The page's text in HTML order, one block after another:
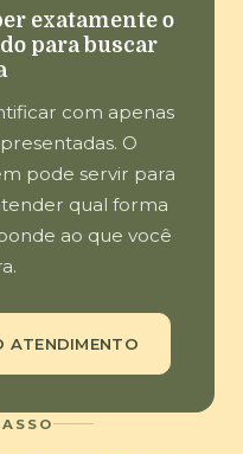
exatamente o
para buscar
com apenas
O
pode servir para
qual forma
ao que você
ATENDIMENTO